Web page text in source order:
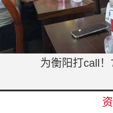
为衡阳打call